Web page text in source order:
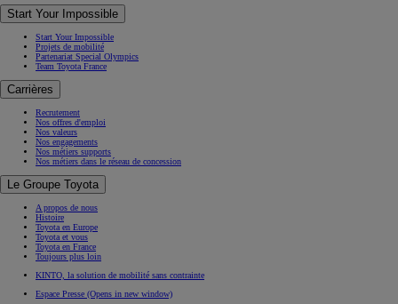
Start Your Impossible
Start Your Impossible
Projets de mobilité
Partenariat Special Olympics
Team Toyota France
Carrières
Recrutement
Nos offres d'emploi
Nos valeurs
Nos engagements
Nos métiers supports
Nos métiers dans le réseau de concession
Le Groupe Toyota
A propos de nous
Histoire
Toyota en Europe
Toyota et vous
Toyota en France
Toujours plus loin
KINTO, la solution de mobilité sans contrainte
Espace Presse (Opens in new window)